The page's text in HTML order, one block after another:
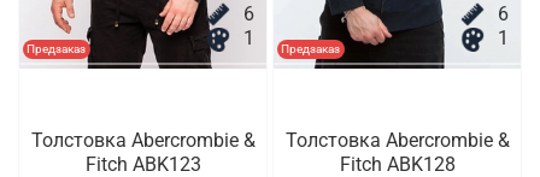
Предзаказ
6
1
Толстовка Abercrombie &
Fitch ABK123
Предзаказ
6
1
Толстовка Abercrombie &
Fitch ABK128